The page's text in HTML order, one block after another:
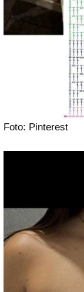
Foto: Pinterest